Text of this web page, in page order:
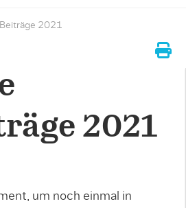
2021
2021
um noch einmal in